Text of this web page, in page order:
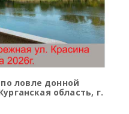
ловле донной
область, г.